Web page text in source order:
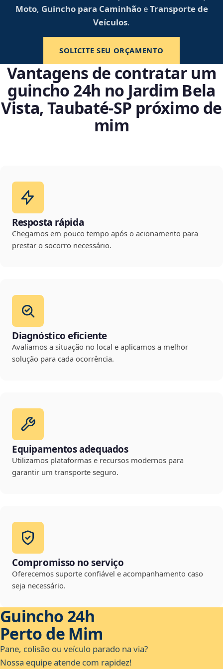
Moto, Guincho para CaminhãoeTransporte de
Veículos.
SOLICITE SEU ORÇAMENTO
Vantagens de contratar um
guincho 24h no Jardim Bela
Vista, Taubaté‑SP próximo de
mim
Resposta rápida
Chegamos em pouco tempo após o acionamento para
prestar o socorro necessário.
Diagnóstico eficiente
Avaliamos a situação no local e aplicamos a melhor
solução para cada ocorrência.
Equipamentos adequados
Utilizamos plataformas e recursos modernos para
garantir um transporte seguro.
Compromisso no serviço
Oferecemos suporte confiável e acompanhamento caso
seja necessário.
Guincho 24h
Perto de Mim
Pane, colisão ou veículo parado na via?
Nossa equipe atende com rapidez!